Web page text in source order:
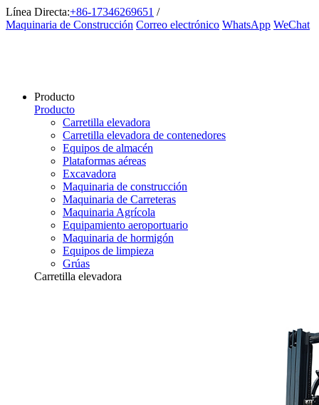
Línea Directa:+86-17346269651 /
Maquinaria de Construcción Correo electrónico WhatsApp WeChat
Producto
Producto
Carretilla elevadora
Carretilla elevadora de contenedores
Equipos de almacén
Plataformas aéreas
Excavadora
Maquinaria de construcción
Maquinaria de Carreteras
Maquinaria Agrícola
Equipamiento aeroportuario
Maquinaria de hormigón
Equipos de limpieza
Grúas
Carretilla elevadora